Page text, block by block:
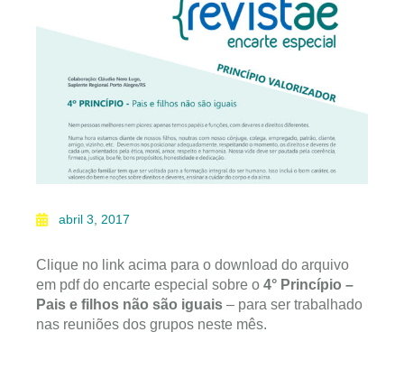
abril 3, 2017
Clique no link acima para o download do arquivo
em pdf do encarte especial sobre o 4° Princípio –
Pais e filhos não são iguais – para ser trabalhado
nas reuniões dos grupos neste mês.